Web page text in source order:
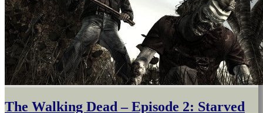
The Walking Dead – Episode 2: Starved